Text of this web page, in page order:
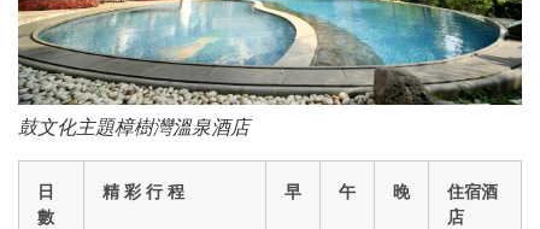
鼓文化主題樟樹灣溫泉酒店
日
數
精 彩 行 程 早 午 晚
住宿酒
店